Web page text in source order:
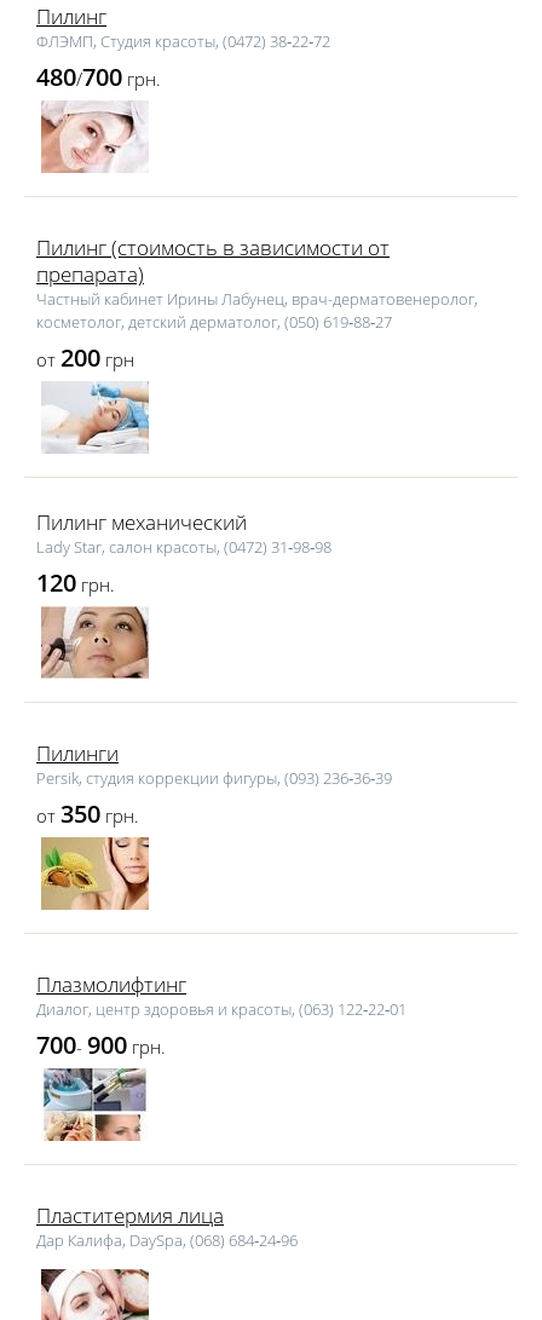
Пилинг
ФЛЭМП, Студия красоты, (0472) 38‑22‑72
480/700 грн.
Пилинг (стоимость в зависимости от
препарата)
Частный кабинет Ирины Лабунец, врач-дерматовенеролог,
косметолог, детский дерматолог, (050) 619‑88‑27
от 200 грн
Пилинг механический
Lаdy Star, салон красоты, (0472) 31‑98‑98
120 грн.
Пилинги
Persik, студия коррекции фигуры, (093) 236‑36‑39
от 350 грн.
Плазмолифтинг
Диалог, центр здоровья и красоты, (063) 122‑22‑01
700- 900 грн.
Пластитермия лица
Дар Калифа, DaySpa, (068) 684‑24‑96